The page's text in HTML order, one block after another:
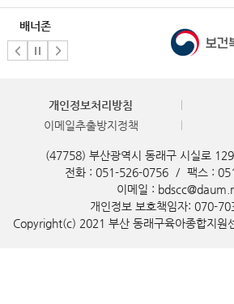
배너존
개인정보처리방침
이메일추출방지정책
(47758) 부산광역시 동래구 시실로
전화 : 051-526-0756
/ 팩스 :
이메일 :
개인정보 보호책임자: 070-
Copyright(c) 2021 부산 동래구육아종합지원